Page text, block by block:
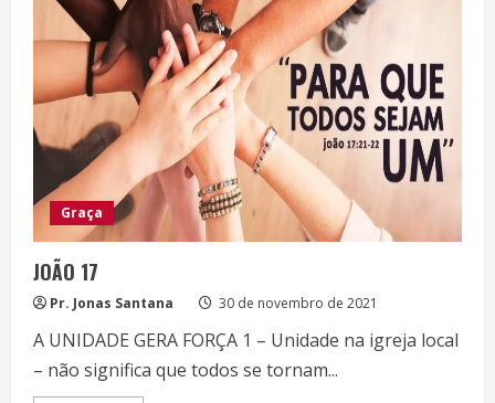
DO
CONHECIMENTO
E
DA
SABEDORIA
Graça
JOÃO 17
Pr. Jonas Santana 30 de novembro de 2021
A UNIDADE GERA FORÇA 1 – Unidade na igreja local
– não significa que todos se tornam...